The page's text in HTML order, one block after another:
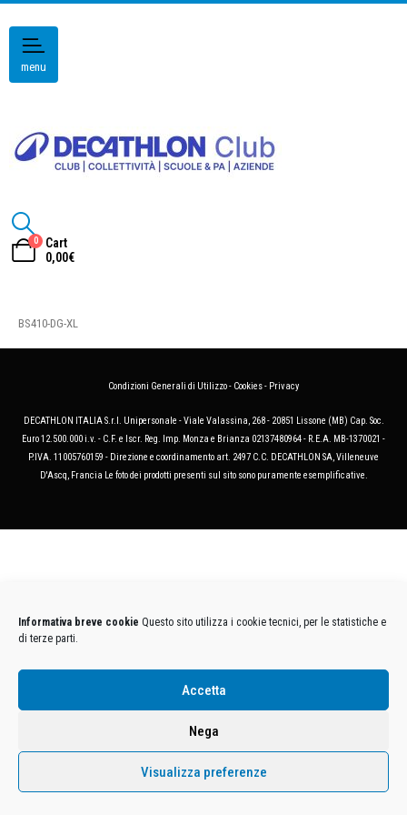
Informativa breve cookie Questo sito utilizza i cookie tecnici, per le statistiche e
di terze parti.
Accetta
Nega
Visualizza preferenze
menu
0
Cart
0,00€
BS410-DG-XL
Condizioni Generali di Utilizzo- Cookies- Privacy
DECATHLON ITALIA S.r.l. Unipersonale - Viale Valassina, 268 - 20851 Lissone (MB) Cap. Soc.
Euro 12.500.000 i.v. - C.F. e Iscr. Reg. Imp. Monza e Brianza 02137480964 - R.E.A. MB-1370021 -
P.IVA. 11005760159 - Direzione e coordinamento art. 2497 C.C. DECATHLON SA, Villeneuve
D'Ascq, Francia Le foto dei prodotti presenti sul sito sono puramente esemplificative.